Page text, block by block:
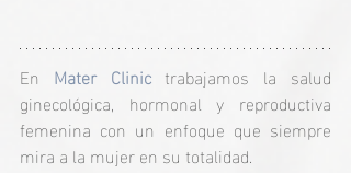
En Mater Clinic trabajamos la salud
ginecológica, hormonal y reproductiva
femenina con un enfoque que siempre
mira a la mujer en su totalidad.